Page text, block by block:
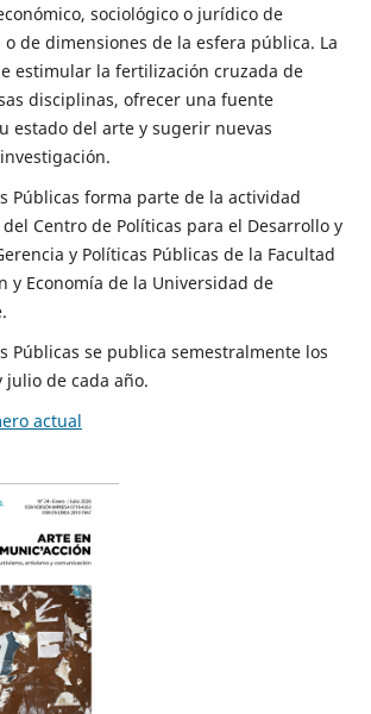
sociológico o jurídico de
de dimensiones de la esfera pública. La
estimular la fertilización cruzada de
disciplinas, ofrecer una fuente
estado del arte y sugerir nuevas
Públicas forma parte de la actividad
Centro de Políticas para el Desarrollo y
y Políticas Públicas de la Facultad
y Economía de la Universidad de
Públicas se publica semestralmente los
julio de cada año.
actual